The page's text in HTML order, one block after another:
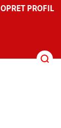
OPRET PROFIL